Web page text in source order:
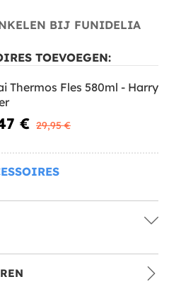
BIJ FUNIDELIA
TOEVOEGEN:
Thermos Fles 580ml - Harry
€ 29,95 €